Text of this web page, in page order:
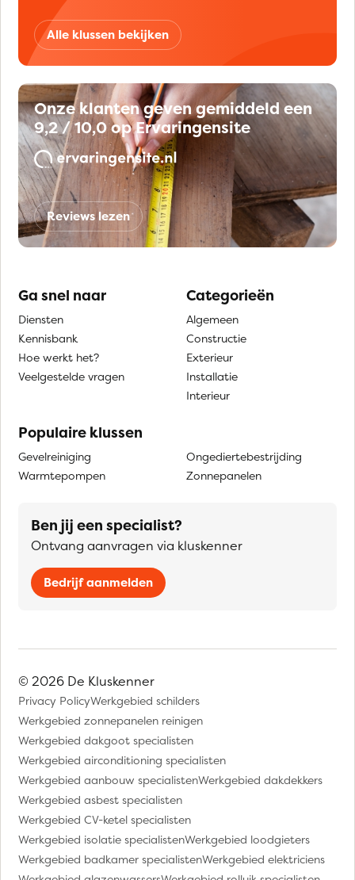
Alle klussen bekijken
Onze klanten geven gemiddeld een
9,2 / 10,0 op Ervaringensite
Reviews lezen
Ga snel naar
Diensten
Kennisbank
Hoe werkt het?
Veelgestelde vragen
Categorieën
Algemeen
Constructie
Exterieur
Installatie
Interieur
Populaire klussen
Gevelreiniging
Warmtepompen
Ongediertebestrijding
Zonnepanelen
Ben jij een specialist?
Ontvang aanvragen via kluskenner
Bedrijf aanmelden
© 2026 De Kluskenner
Privacy PolicyWerkgebied schilders
Werkgebied zonnepanelen reinigen
Werkgebied dakgoot specialisten
Werkgebied airconditioning specialisten
Werkgebied aanbouw specialistenWerkgebied dakdekkers
Werkgebied asbest specialisten
Werkgebied CV-ketel specialisten
Werkgebied isolatie specialistenWerkgebied loodgieters
Werkgebied badkamer specialistenWerkgebied elektriciens